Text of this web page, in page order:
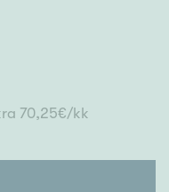
70,25€/kk